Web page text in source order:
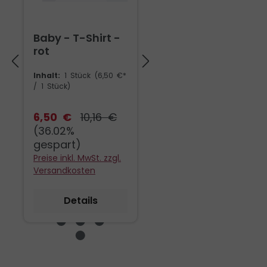
Baby - T-Shirt -
rot
Inhalt: 1 Stück (6,50 €*
/ 1 Stück)
6,50 € 10,16 €
(36.02%
gespart)
Preise inkl. MwSt. zzgl.
Versandkosten
Details